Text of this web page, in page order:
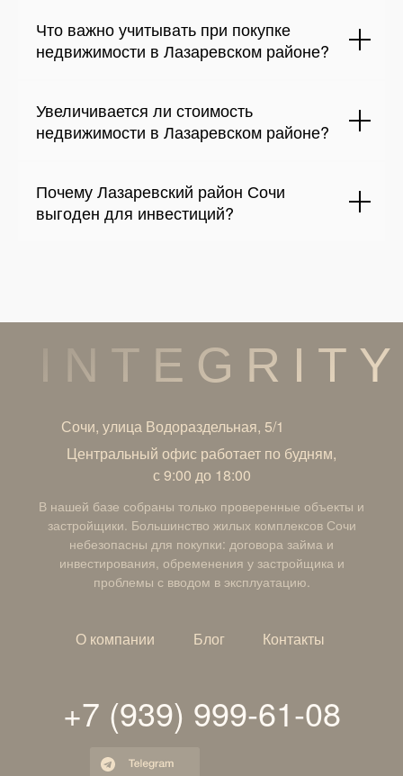
Что важно учитывать при покупке
недвижимости в Лазаревском районе?
Увеличивается ли стоимость
недвижимости в Лазаревском районе?
Почему Лазаревский район Сочи
выгоден для инвестиций?
INTEGRITY
+7 (939) 999-61-08
В нашей базе собраны только проверенные объекты и
застройщики. Большинство жилых комплексов Сочи
небезопасны для покупки: договора займа и
инвестирования, обременения у застройщика и
проблемы с вводом в эксплуатацию.
Центральный офис работает по будням,
с 9:00 до 18:00
Сочи, улица Водораздельная, 5/1
Контакты
Блог
О компании